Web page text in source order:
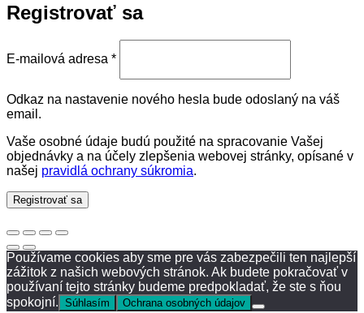
Registrovať sa
E-mailová adresa *
Odkaz na nastavenie nového hesla bude odoslaný na váš
email.
Vaše osobné údaje budú použité na spracovanie Vašej
objednávky a na účely zlepšenia webovej stránky, opísané v
našej pravidlá ochrany súkromia.
Registrovať sa
Používame cookies aby sme pre vás zabezpečili ten najlepší
zážitok z našich webových stránok. Ak budete pokračovať v
používaní tejto stránky budeme predpokladať, že ste s ňou
spokojní. Súhlasím Ochrana osobných údajov